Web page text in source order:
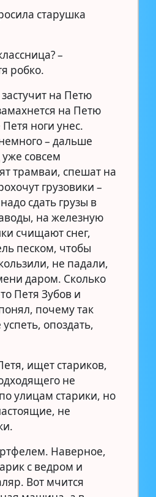
старушка
–
робко.
на Петю
на Петю
ноги унес.
– дальше
совсем
трамваи, спешат на
грузовики –
сдать грузы в
на железную
счищают снег,
песком, чтобы
не падали,
даром. Сколько
Петя Зубов и
почему так
опоздать,
ищет стариков,
не
улицам старики, но
не
Наверное,
с ведром и
Вот мчится